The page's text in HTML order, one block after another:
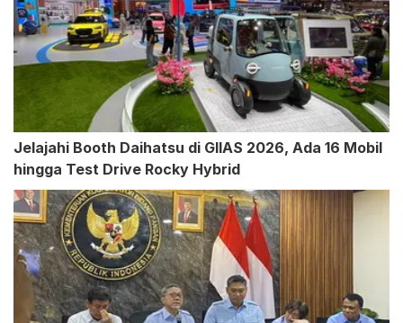
Jelajahi Booth Daihatsu di GIIAS 2026, Ada 16 Mobil
hingga Test Drive Rocky Hybrid